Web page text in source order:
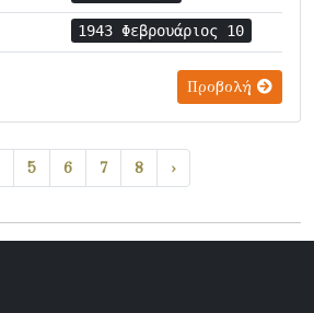
1943 Φεβρουάριος 10
Προβολή
5 6 7 8 ›